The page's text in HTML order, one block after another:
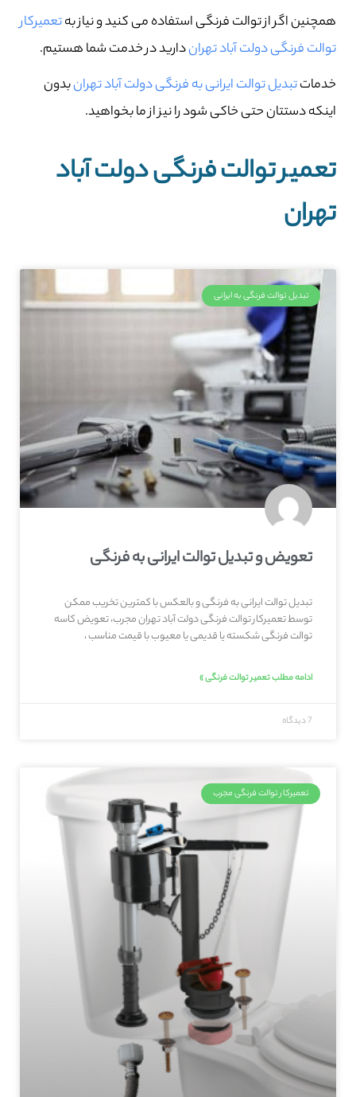
همچنین اگر از توالت فرنگی استفاده می کنید و نیاز بهتعمیرکار
توالت فرنگی دولت آباد تهراندارید در خدمت شما هستیم.
خدماتتبدیل توالت ایرانی به فرنگی دولت آباد تهرانبدون
اینکه دستتان حتی خاکی شود را نیز از ما بخواهید.
تعمیر توالت فرنگی دولت آباد
تهران
تبدیل توالت فرنگی به ایرانی
تعویض و تبدیل توالت ایرانی به فرنگی
تبدیل توالت ایرانی به فرنگی و بالعکس با کمترین تخریب ممکن
توسط تعمیرکار توالت فرنگی دولت آباد تهران مجرب، تعویض کاسه
توالت فرنگی شکسته یا قدیمی یا معیوب با قیمت مناسب ،
ادامه مطلب تعمیر توالت فرنگی »
7 دیدگاه
تعمیرکار توالت فرنگی مجرب